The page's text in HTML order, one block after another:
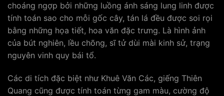
choáng ngợp bởi những luồng ánh sáng lung linh được
tính toán sao cho mỗi gốc cây, tán lá đều được soi rọi
bằng những họa tiết, hoa văn đặc trưng. Là hình ảnh
của bút nghiên, lều chõng, sĩ tử dùi mài kinh sử, trạng
nguyên vinh quy bái tổ.
Các di tích đặc biệt như Khuê Văn Các, giếng Thiên
Quang cũng được tính toán từng gam màu, cường độ